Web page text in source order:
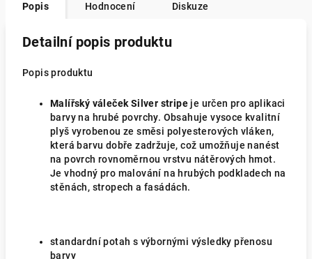
Popis Hodnocení Diskuze
Detailní popis produktu
Popis produktu
Malířský váleček Silver stripe je určen pro aplikaci
barvy na hrubé povrchy. Obsahuje vysoce kvalitní
plyš vyrobenou ze směsi polyesterových vláken,
která barvu dobře zadržuje, což umožňuje nanést
na povrch rovnoměrnou vrstvu nátěrových hmot.
Je vhodný pro malování na hrubých podkladech na
stěnách, stropech a fasádách.
standardní potah s výbornými výsledky přenosu
barvy